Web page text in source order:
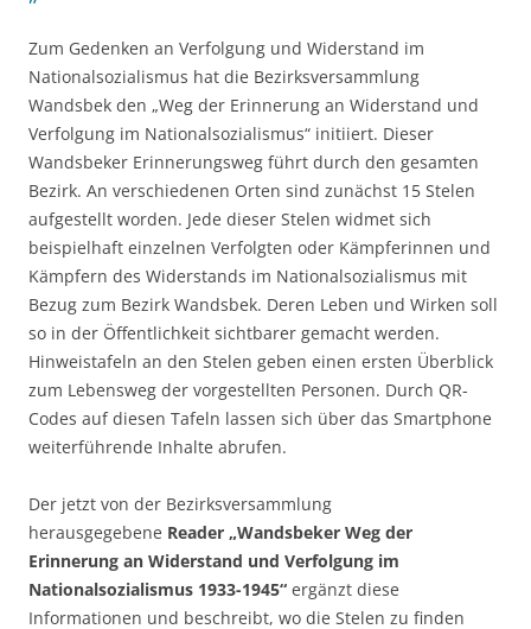
Zum Gedenken an Verfolgung und Widerstand im
Nationalsozialismus hat die Bezirksversammlung
Wandsbek den „Weg der Erinnerung an Widerstand und
Verfolgung im Nationalsozialismus“ initiiert. Dieser
Wandsbeker Erinnerungsweg führt durch den gesamten
Bezirk. An verschiedenen Orten sind zunächst 15 Stelen
aufgestellt worden. Jede dieser Stelen widmet sich
beispielhaft einzelnen Verfolgten oder Kämpferinnen und
Kämpfern des Widerstands im Nationalsozialismus mit
Bezug zum Bezirk Wandsbek. Deren Leben und Wirken soll
so in der Öffentlichkeit sichtbarer gemacht werden.
Hinweistafeln an den Stelen geben einen ersten Überblick
zum Lebensweg der vorgestellten Personen. Durch QR-
Codes auf diesen Tafeln lassen sich über das Smartphone
weiterführende Inhalte abrufen.
Der jetzt von der Bezirksversammlung
herausgegebene Reader „Wandsbeker Weg der
Erinnerung an Widerstand und Verfolgung im
Nationalsozialismus 1933-1945“ ergänzt diese
Informationen und beschreibt, wo die Stelen zu finden